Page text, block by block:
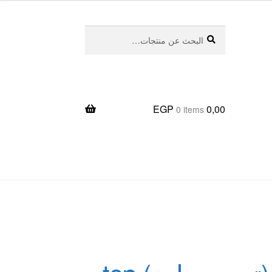
عن:
0,00
EGP 0 items